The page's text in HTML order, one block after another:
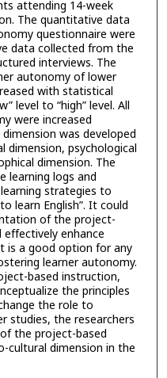
attending 14-week
The quantitative data
questionnaire were
data collected from the
interviews. The
autonomy of lower
with statistical
level to “high” level. All
were increased
was developed
psychological
dimension. The
learning logs and
strategies to
learn English”. It could
of the project-
enhance
is a good option for any
learner autonomy.
based instruction,
the principles
the role to
studies, the researchers
the project-based
cultural dimension in the